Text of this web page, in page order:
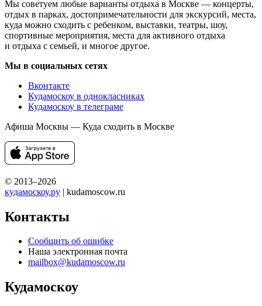
Мы советуем любые варианты отдыха в Москве — концерты,
отдых в парках, достопримечательности для экскурсий, места,
куда можно сходить с ребенком, выставки, театры, шоу,
спортивные мероприятия, места для активного отдыха
и отдыха с семьей, и многое другое.
Мы в социальных сетях
Вконтакте
Кудамоскоу в однокласниках
Кудамоскоу в телеграме
Афиша Москвы — Куда сходить в Москве
© 2013–2026
кудамоскоу.ру | kudamoscow.ru
Контакты
Сообщить об ошибке
Наша электронная почта
mailbox@kudamoscow.ru
Кудамоскоу